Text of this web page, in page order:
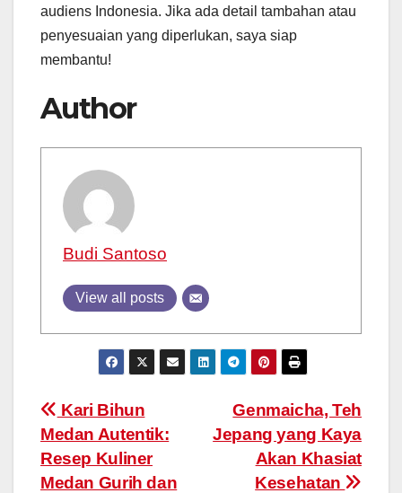
audiens Indonesia. Jika ada detail tambahan atau
penyesuaian yang diperlukan, saya siap
membantu!
Author
Budi Santoso
View all posts
Post
navigation
Genmaicha, Teh
Jepang yang Kaya
Akan Khasiat
Kesehatan
Kari Bihun
Medan Autentik:
Resep Kuliner
Medan Gurih dan